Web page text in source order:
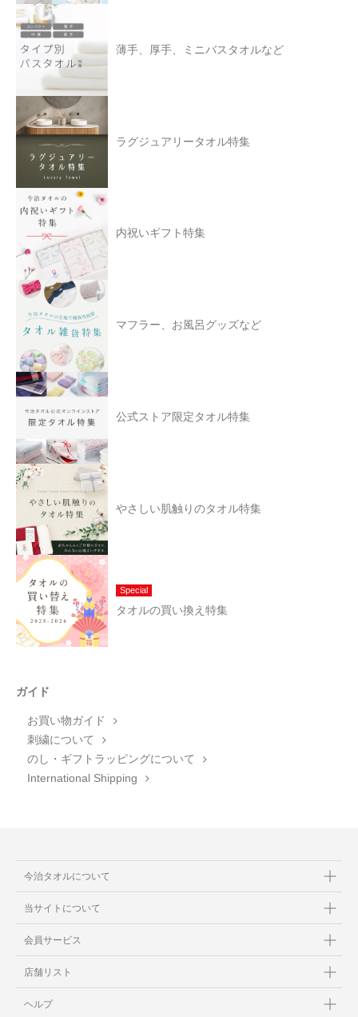
薄手、厚手、ミニバスタオルなど
ラグジュアリータオル特集
内祝いギフト特集
マフラー、お風呂グッズなど
公式ストア限定タオル特集
やさしい肌触りのタオル特集
Special
タオルの買い換え特集
ガイド
お買い物ガイド
刺繍について
のし・ギフトラッピングについて
International Shipping
今治タオルについて
当サイトについて
会員サービス
店舗リスト
ヘルプ